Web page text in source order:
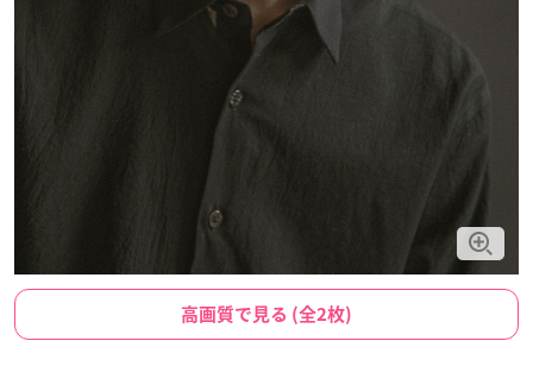
高画質で見る (全2枚)